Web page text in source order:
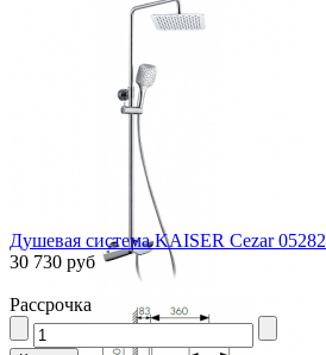
Душевая система KAISER Cezar 05282
30 730 руб
Рассрочка